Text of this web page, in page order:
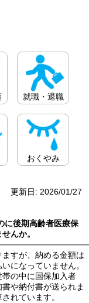
就職・退職
おくやみ
更新日: 2026/01/27
後期高齢者医療保
んか。
すが、納める金額は
になっていません。
の中に国保加入者
や納付書が送られま
れています。